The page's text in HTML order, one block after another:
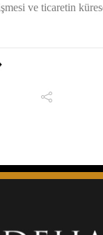
ve ticaretin